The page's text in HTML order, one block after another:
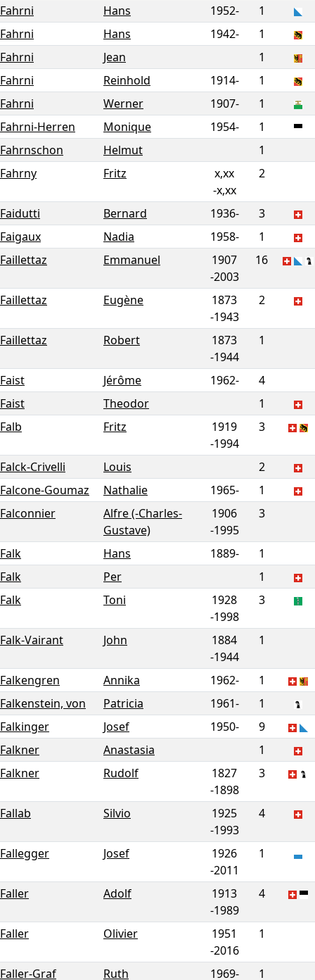
Fahrni
Hans 1952-
1
Fahrni
Hans 1942-
1
Fahrni
Jean
1
Fahrni
Reinhold 1914-
1
Fahrni
Werner 1907-
1
Fahrni-Herren
Monique 1954-
1
Fahrnschon
Helmut
1
Fahrny
Fritz
x,xx
-x,xx
2
Faidutti Bernard 1936-
3
Faigaux
Nadia 1958-
1
Faillettaz
Emmanuel
1907
-2003
16
Faillettaz Eugène
1873
-1943
2
Faillettaz Robert
1873
-1944
1
Faist Jérôme 1962-
4
Faist
Theodor
1
Falb
Fritz
1919
-1994
3
Falck-Crivelli Louis
2
Falcone-Goumaz
Nathalie 1965-
1
Falconnier
Alfre (-Charles-
Gustave)
1906
-1995
3
Falk Hans 1889-
1
Falk
Per
1
Falk
Toni
1928
-1998
3
Falk-Vairant John
1884
-1944
1
Falkengren Annika 1962-
1
Falkenstein, von
Patricia 1961-
1
Falkinger
Josef 1950-
9
Falkner
Anastasia
1
Falkner
Rudolf
1827
-1898
3
Fallab Silvio
1925
-1993
4
Fallegger Josef
1926
-2011
1
Faller Adolf
1913
-1989
4
Faller Olivier
1951
-2016
1
Faller-Graf Ruth 1969- 1